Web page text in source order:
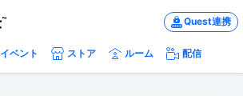
Quest連携
イベント ストア ルーム 配信